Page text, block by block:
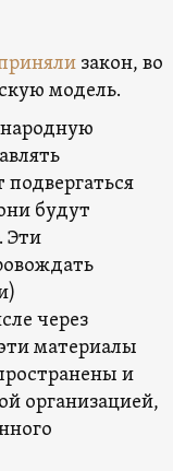
закон, во
модель.
будут
Эти
через
материалы
и
организацией,